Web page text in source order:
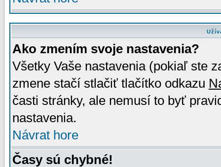
Ako zmením svoje nastavenia?
Všetky Vaše nastavenia (pokiaľ ste
zmene stačí stlačiť tlačítko odkazu
časti stránky, ale nemusí to byť
nastavenia.
Návrat hore
Časy sú chybné!